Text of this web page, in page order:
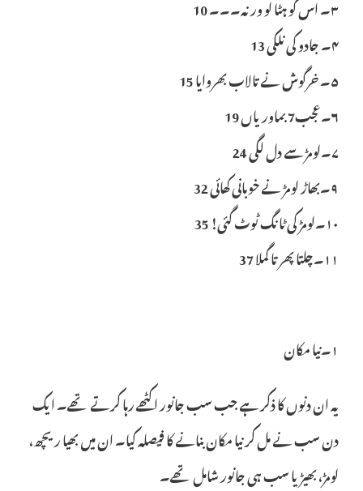
۳۔ اس کو ہٹا لو ورنہ۔۔۔ 10
۴۔ جادو کی نلکی 13
۵۔ خرگوش نے تالاب بھروایا 15
۶۔عجب7 بماوریاں 19
۷۔لومڑ سے دل لگی 24
۹۔بھاڑ لومڑ نے خوبانی کھائی 32
۱۰۔لومڑ کی ٹانگ ٹوٹ گئی! 35
۱۱۔چلتا پھرتا گملا 37
١۔نیا مکان
یہ ان دنوں کا ذکر ہے جب سب جانور اکٹھے رہا کرتے تھے۔ ایک
دن سب نے مل کر نیا مکان بنانے کا فیصلہ کیا۔ ان میں بھیا ریچھ،
لومڑ، بھیڑیا سب ہی جانور شامل تھے۔